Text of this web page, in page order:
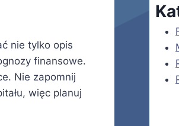
nie tylko opis
finansowe.
Nie zapomnij
więc planuj